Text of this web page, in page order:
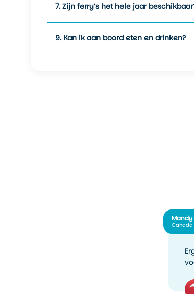
7. Zijn ferry’s het hele jaar
9. Kan ik aan boord eten en drinken?
Mandy
Canada